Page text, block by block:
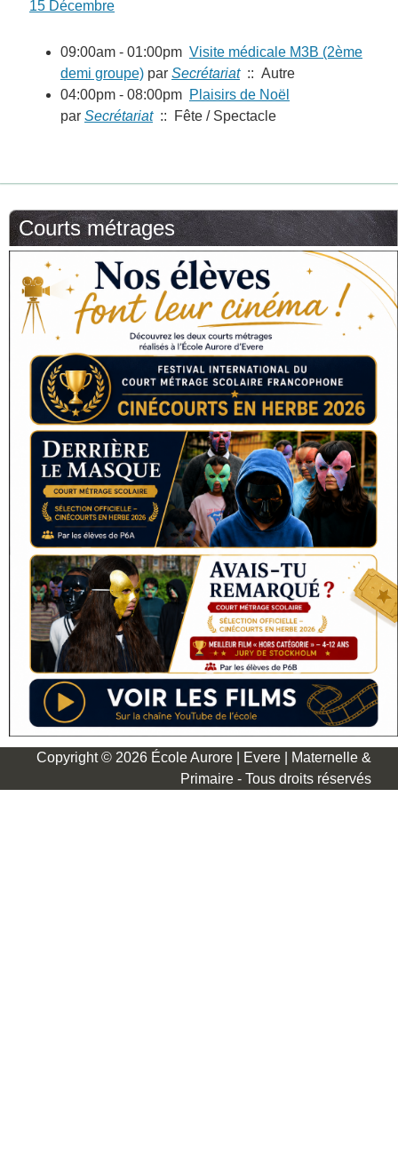
15 Décembre
09:00am - 01:00pm Visite médicale M3B (2ème
demi groupe) par Secrétariat:: Autre
04:00pm - 08:00pm Plaisirs de Noël
par Secrétariat:: Fête / Spectacle
Courts métrages
Copyright © 2026 École Aurore | Evere | Maternelle &
Primaire - Tous droits réservés